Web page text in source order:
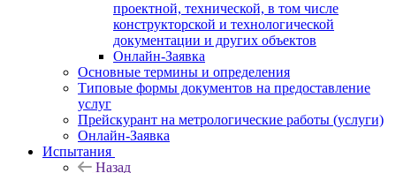
проектной, технической, в том числе
конструкторской и технологической
документации и других объектов
Онлайн-Заявка
Основные термины и определения
Типовые формы документов на предоставление
услуг
Прейскурант на метрологические работы (услуги)
Онлайн-Заявка
Испытания
Назад